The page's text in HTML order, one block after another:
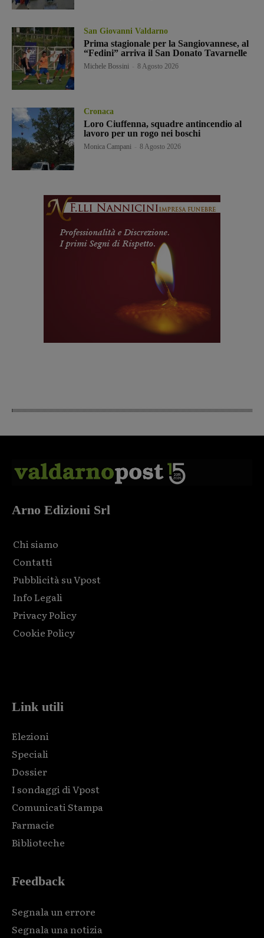
San Giovanni Valdarno
Prima stagionale per la Sangiovannese, al
“Fedini” arriva il San Donato Tavarnelle
Michele Bossini 8 Agosto 2026
Cronaca
Loro Ciuffenna, squadre antincendio al
lavoro per un rogo nei boschi
Monica Campani 8 Agosto 2026
Arno Edizioni Srl
Chi siamo
Contatti
Pubblicità su Vpost
Info Legali
Privacy Policy
Cookie Policy
Link utili
Elezioni
Speciali
Dossier
I sondaggi di Vpost
Comunicati Stampa
Farmacie
Biblioteche
Feedback
Segnala un errore
Segnala una notizia